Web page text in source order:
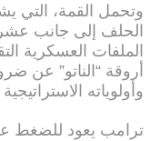
الحلف إلى جانب
الملفات العسكرية
أروقة “الناتو” عن
وأولوياته
ترامب يعود للضغط